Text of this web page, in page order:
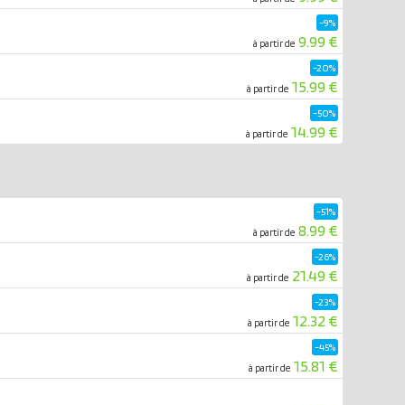
à partir de 9.99 €
-9%
à partir de 15.99 €
-20%
à partir de 14.99 €
-50%
à partir de 8.99 €
-51%
à partir de 21.49 €
-26%
à partir de 12.32 €
-23%
à partir de 15.81 €
-45%